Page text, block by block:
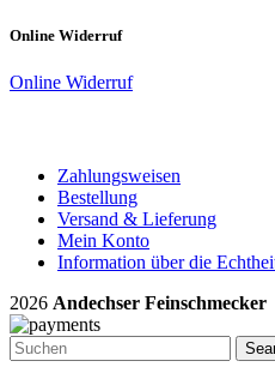
Online Widerruf
Online Widerruf
Zahlungsweisen
Bestellung
Versand & Lieferung
Mein Konto
Information über die
2026 Andechser Feinschmecker